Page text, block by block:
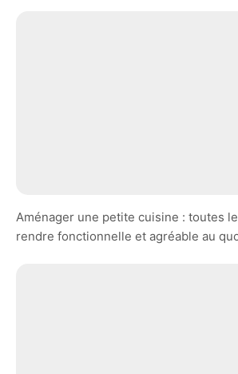
Aménager une petite cuisine : toutes
rendre fonctionnelle et agréable au